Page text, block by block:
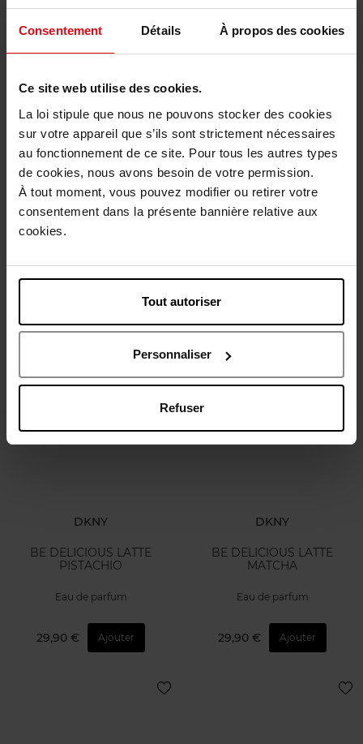
Consentement Détails À propos des cookies
Ce site web utilise des cookies.
La loi stipule que nous ne pouvons stocker des cookies
sur votre appareil que s’ils sont strictement nécessaires
au fonctionnement de ce site. Pour tous les autres types
de cookies, nous avons besoin de votre permission.
À tout moment, vous pouvez modifier ou retirer votre
consentement dans la présente bannière relative aux
cookies.
Tout autoriser
Personnaliser
Refuser
Eau de parfum Eau de parfum
L'EAU AMBREE EAU DE
PARFUM
La Femme
89,90 €
DKNY
BE DELICIOUS LATTE
PISTACHIO
Eau de parfum
29,90 € Ajouter
DKNY
BE DELICIOUS LATTE
MATCHA
Eau de parfum
29,90 € Ajouter